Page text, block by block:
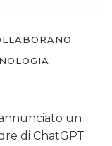
un
di ChatGPT